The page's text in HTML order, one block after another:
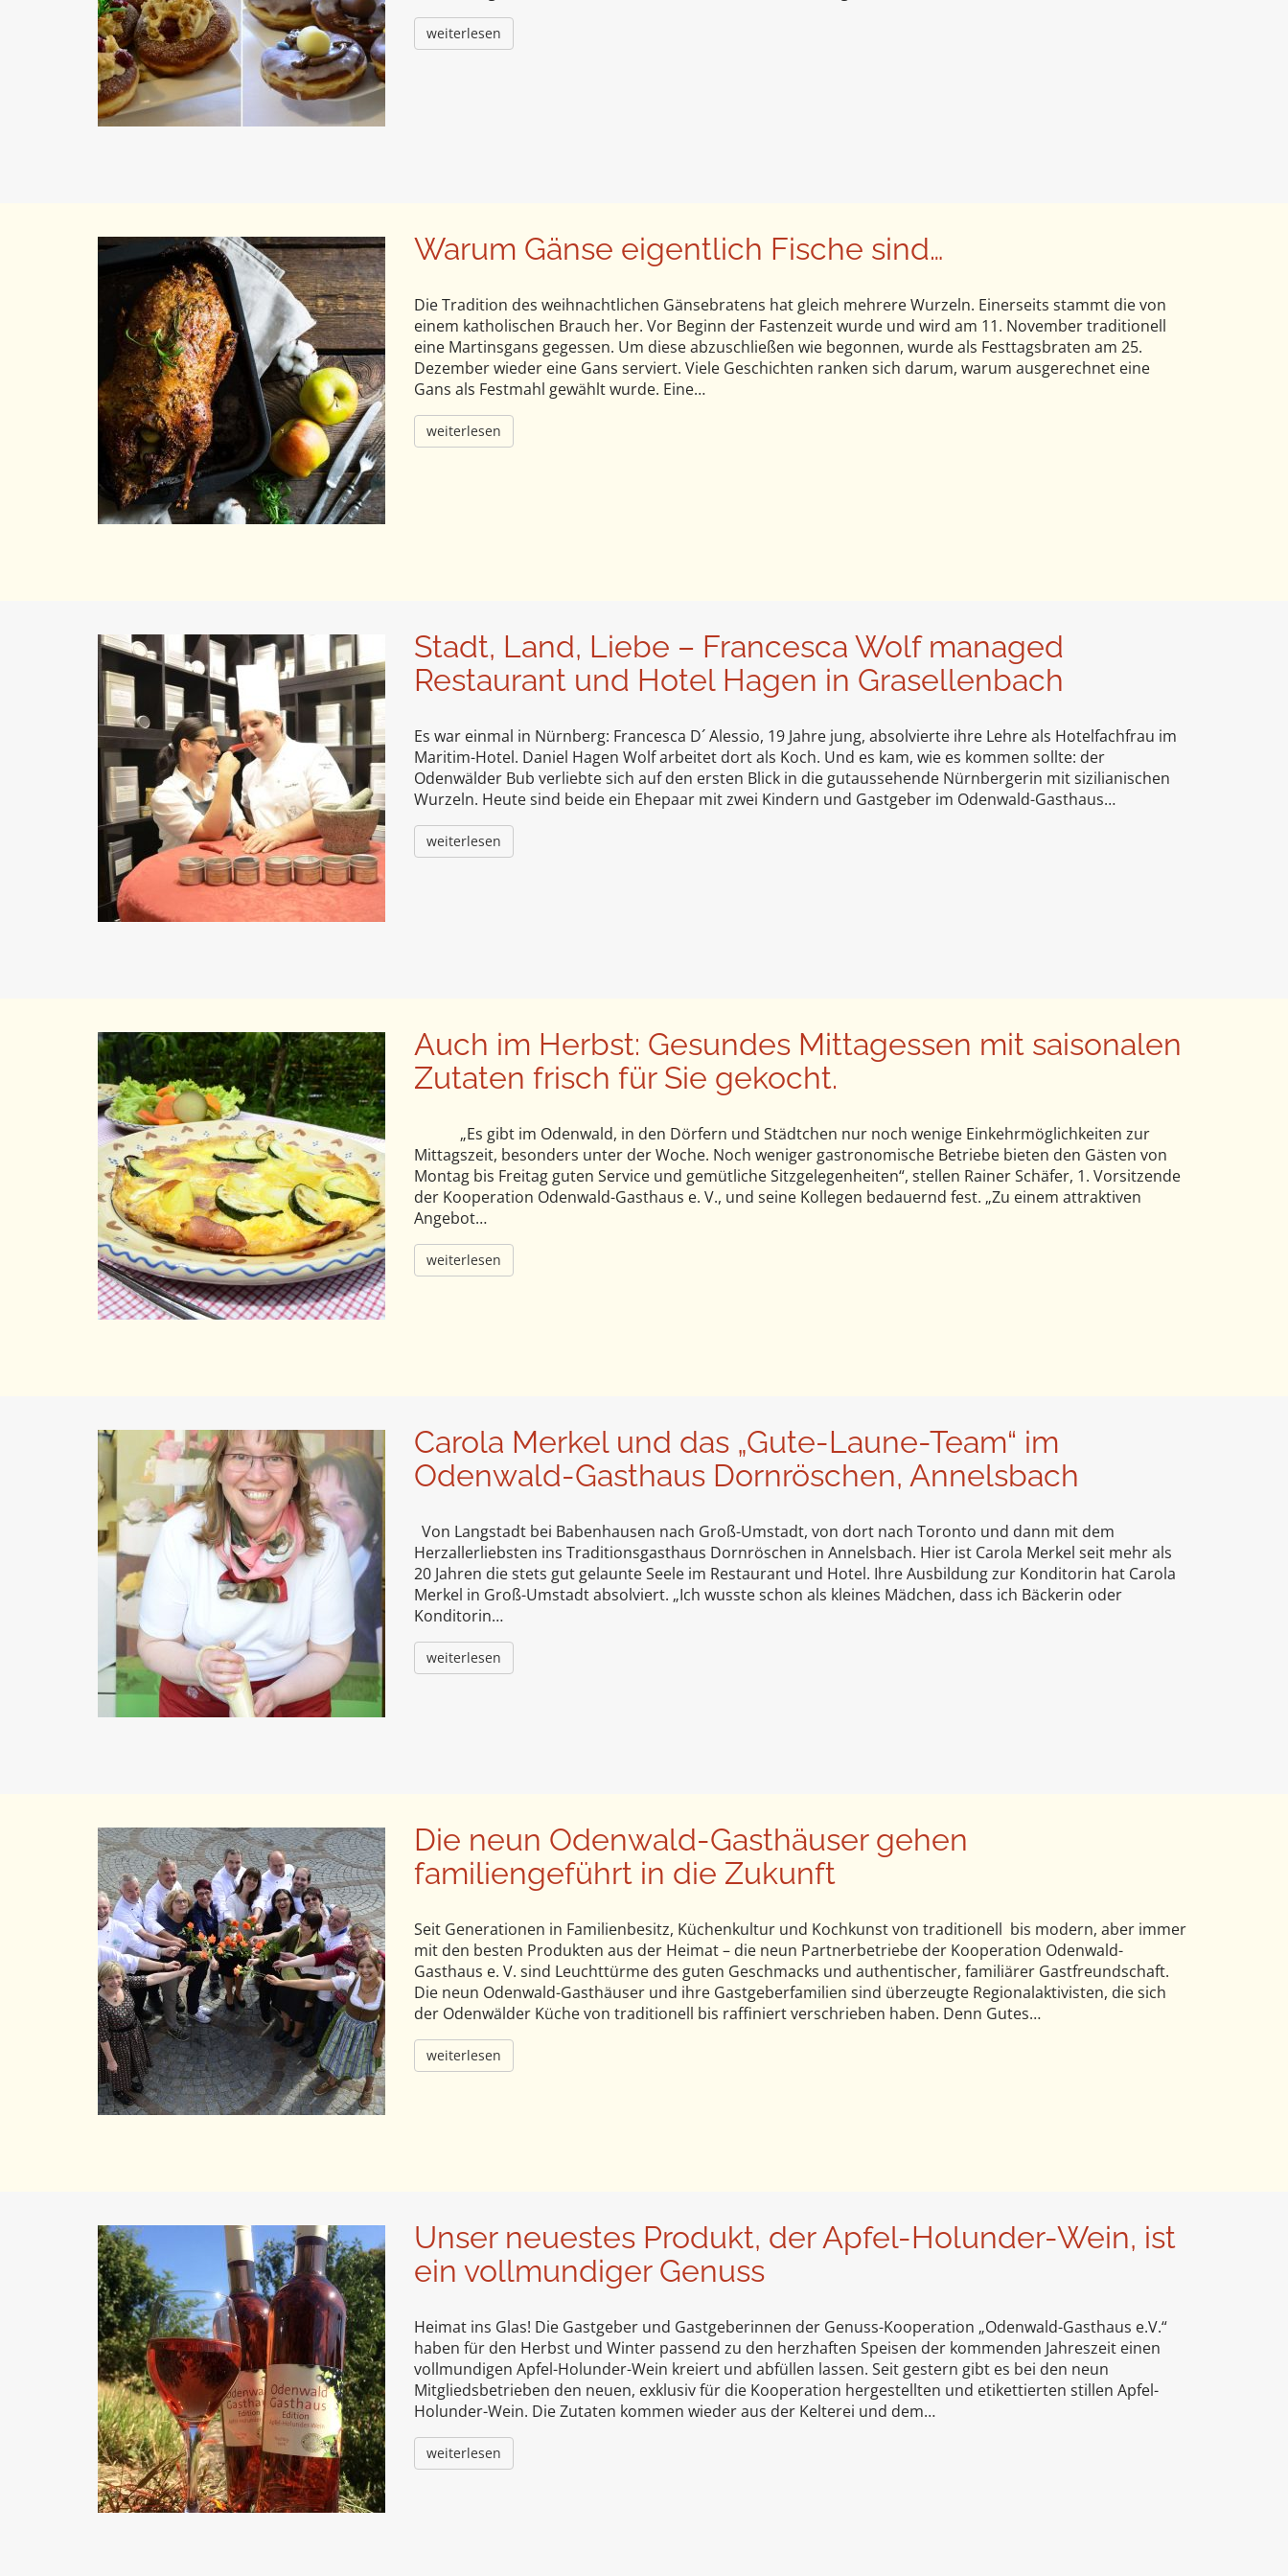
weiterlesen
Warum Gänse eigentlich Fische sind…
Die Tradition des weihnachtlichen Gänsebratens hat gleich mehrere Wurzeln. Einerseits stammt die von
einem katholischen Brauch her. Vor Beginn der Fastenzeit wurde und wird am 11. November traditionell
eine Martinsgans gegessen. Um diese abzuschließen wie begonnen, wurde als Festtagsbraten am 25.
Dezember wieder eine Gans serviert. Viele Geschichten ranken sich darum, warum ausgerechnet eine
Gans als Festmahl gewählt wurde. Eine…
weiterlesen
Stadt, Land, Liebe – Francesca Wolf managed
Restaurant und Hotel Hagen in Grasellenbach
Es war einmal in Nürnberg: Francesca D´ Alessio, 19 Jahre jung, absolvierte ihre Lehre als Hotelfachfrau im
Maritim-Hotel. Daniel Hagen Wolf arbeitet dort als Koch. Und es kam, wie es kommen sollte: der
Odenwälder Bub verliebte sich auf den ersten Blick in die gutaussehende Nürnbergerin mit sizilianischen
Wurzeln. Heute sind beide ein Ehepaar mit zwei Kindern und Gastgeber im Odenwald-Gasthaus…
weiterlesen
Auch im Herbst: Gesundes Mittagessen mit saisonalen
Zutaten frisch für Sie gekocht.
„Es gibt im Odenwald, in den Dörfern und Städtchen nur noch wenige Einkehrmöglichkeiten zur
Mittagszeit, besonders unter der Woche. Noch weniger gastronomische Betriebe bieten den Gästen von
Montag bis Freitag guten Service und gemütliche Sitzgelegenheiten“, stellen Rainer Schäfer, 1. Vorsitzende
der Kooperation Odenwald-Gasthaus e. V., und seine Kollegen bedauernd fest. „Zu einem attraktiven
Angebot…
weiterlesen
Carola Merkel und das „Gute-Laune-Team“ im
Odenwald-Gasthaus Dornröschen, Annelsbach
Von Langstadt bei Babenhausen nach Groß-Umstadt, von dort nach Toronto und dann mit dem
Herzallerliebsten ins Traditionsgasthaus Dornröschen in Annelsbach. Hier ist Carola Merkel seit mehr als
20 Jahren die stets gut gelaunte Seele im Restaurant und Hotel. Ihre Ausbildung zur Konditorin hat Carola
Merkel in Groß-Umstadt absolviert. „Ich wusste schon als kleines Mädchen, dass ich Bäckerin oder
Konditorin…
weiterlesen
Die neun Odenwald-Gasthäuser gehen
familiengeführt in die Zukunft
Seit Generationen in Familienbesitz, Küchenkultur und Kochkunst von traditionell bis modern, aber immer
mit den besten Produkten aus der Heimat – die neun Partnerbetriebe der Kooperation Odenwald-
Gasthaus e. V. sind Leuchttürme des guten Geschmacks und authentischer, familiärer Gastfreundschaft.
Die neun Odenwald-Gasthäuser und ihre Gastgeberfamilien sind überzeugte Regionalaktivisten, die sich
der Odenwälder Küche von traditionell bis raffiniert verschrieben haben. Denn Gutes…
weiterlesen
Unser neuestes Produkt, der Apfel-Holunder-Wein, ist
ein vollmundiger Genuss
Heimat ins Glas! Die Gastgeber und Gastgeberinnen der Genuss-Kooperation „Odenwald-Gasthaus e.V.“
haben für den Herbst und Winter passend zu den herzhaften Speisen der kommenden Jahreszeit einen
vollmundigen Apfel-Holunder-Wein kreiert und abfüllen lassen. Seit gestern gibt es bei den neun
Mitgliedsbetrieben den neuen, exklusiv für die Kooperation hergestellten und etikettierten stillen Apfel-
Holunder-Wein. Die Zutaten kommen wieder aus der Kelterei und dem…
weiterlesen